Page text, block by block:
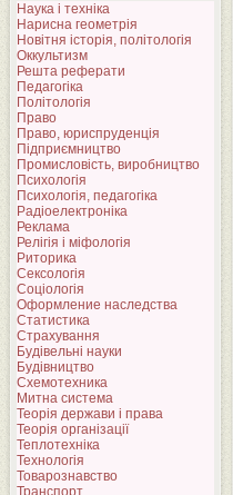
Наука і техніка
Нарисна геометрія
Новітня історія, політологія
Оккультизм
Решта реферати
Педагогіка
Політологія
Право
Право, юриспруденція
Підприємництво
Промисловість, виробництво
Психологія
Психологія, педагогіка
Радіоелектроніка
Реклама
Релігія і міфологія
Риторика
Сексологія
Соціологія
Оформление наследства
Статистика
Страхування
Будівельні науки
Будівництво
Схемотехника
Митна система
Теорія держави і права
Теорія організації
Теплотехніка
Технологія
Товарознавство
Транспорт